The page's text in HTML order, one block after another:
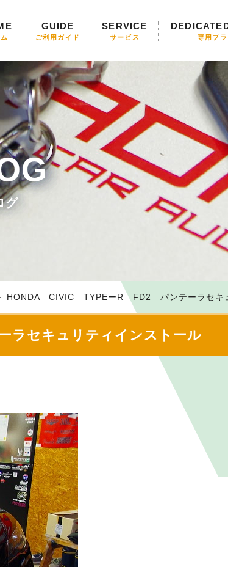
GUIDE
ご利用ガイド
SERVICE
サービス 専用プラ
グ
HONDA CIVIC TYPEーR FD2 パンテーラセキ
セキュリティインストール